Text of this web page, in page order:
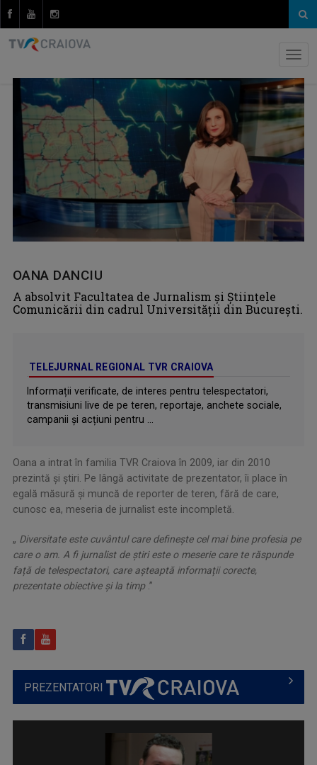
OANA DANCIU
A absolvit Facultatea de Jurnalism și Științele
Comunicării din cadrul Universităţii din Bucureşti.
TELEJURNAL REGIONAL TVR CRAIOVA
Informații verificate, de interes pentru telespectatori,
transmisiuni live de pe teren, reportaje, anchete sociale,
campanii și acțiuni pentru ...
Oana a intrat în familia TVR Craiova în 2009, iar din 2010
prezintă și știri. Pe lângă activitate de prezentator, îi place în
egală măsură și muncă de reporter de teren, fără de care,
cunosc ea, meseria de jurnalist este incompletă.
„ Diversitate este cuvântul care definește cel mai bine profesia pe
care o am. A fi jurnalist de știri este o meserie care te răspunde
față de telespectatori, care așteaptă informații corecte,
prezentate obiective și la timp.”
PREZENTATORI